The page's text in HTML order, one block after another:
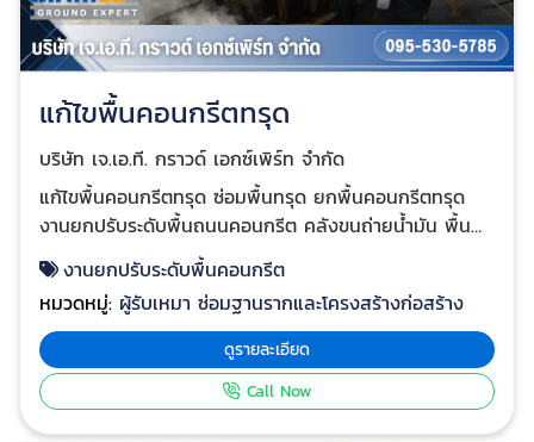
แก้ไขพื้นคอนกรีตทรุด
บริษัท เจ.เอ.ที. กราวด์ เอกซ์เพิร์ท จำกัด
แก้ไขพื้นคอนกรีตทรุด ซ่อมพื้นทรุด ยกพื้นคอนกรีตทรุด
งานยกปรับระดับพื้นถนนคอนกรีต คลังขนถ่ายนํ้ามัน พื้น
ถนนคอนกรีตในพื้นที่คลังขนถ่ายนํ้ามันเกิดการทรุดตัว
เนื่องจากการเสื่อมสภาพของ Sealant ช่องรอยต่อคอนกรีต
ทำให้นํ้าสามารถไหลผ่านลงไปยังดินชั้นพื้นทาง(sub-base)
และเมื่อรถบรรทุกวิ่งผ่านทำให้นํ้าถูกดันขึ้นมาข้างบนพร้อม
กับวัสดุชั้นพื้นทาง เป็นผลทำให้พื้นถนนคอนกรีตเกิดการ
ทรุดตัว บริษัทได้เข้าทำการปิดซ่อมโพรง และยกปรับระดับ
พื้นถนนคอนกรีตแล้วเสร็จภายในระยะเวลา 3-4 ชั่วโมง คลิก
งานยกปรับระดับพื้นคอนกรีต
หมวดหมู่: ผู้รับเหมา ซ่อมฐานรากและโครงสร้างก่อสร้าง
ดูรายละเอียด
Call Now